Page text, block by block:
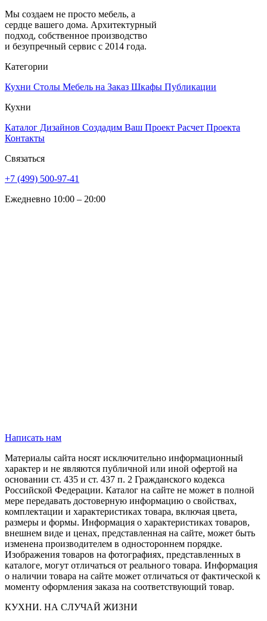
Мы создаем не просто мебель, а
сердце вашего дома. Архитектурный
подход, собственное производство
и безупречный сервис с 2014 года.
Категории
Кухни Столы Мебель на Заказ Шкафы Публикации
Кухни
Каталог Дизайнов Создадим Ваш Проект Расчет Проекта
Контакты
Связаться
+7 (499) 500-97-41
Ежедневно 10:00 – 20:00
Написать нам
Материалы сайта носят исключительно информационный
характер и не являются публичной или иной офертой на
основании ст. 435 и ст. 437 п. 2 Гражданского кодекса
Российской Федерации. Каталог на сайте не может в полной
мере передавать достоверную информацию о свойствах,
комплектации и характеристиках товара, включая цвета,
размеры и формы. Информация о характеристиках товаров,
внешнем виде и ценах, представленная на сайте, может быть
изменена производителем в одностороннем порядке.
Изображения товаров на фотографиях, представленных в
каталоге, могут отличаться от реального товара. Информация
о наличии товара на сайте может отличаться от фактической к
моменту оформления заказа на соответствующий товар.
КУХНИ. НА СЛУЧАЙ ЖИЗНИ